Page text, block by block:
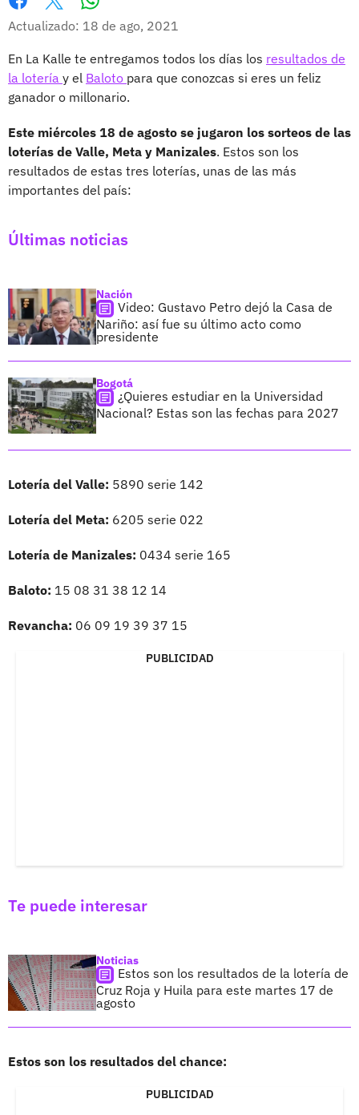
Facebook
X
Actualizado: 18 de ago, 2021
En La Kalle te entregamos todos los días los resultados de
la lotería y el Baloto para que conozcas si eres un feliz
ganador o millonario.
Este miércoles 18 de agosto se jugaron los sorteos de las
loterías de Valle, Meta y Manizales. Estos son los
resultados de estas tres loterías, unas de las más
importantes del país:
Últimas noticias
Nación
Video: Gustavo Petro dejó la Casa de
Nariño: así fue su último acto como
presidente
Bogotá
¿Quieres estudiar en la Universidad
Nacional? Estas son las fechas para 2027
Lotería del Valle: 5890 serie 142
Lotería del Meta: 6205 serie 022
Lotería de Manizales: 0434 serie 165
Baloto: 15 08 31 38 12 14
Revancha: 06 09 19 39 37 15
PUBLICIDAD
Te puede interesar
Noticias
Estos son los resultados de la lotería de
Cruz Roja y Huila para este martes 17 de
agosto
Estos son los resultados del chance:
PUBLICIDAD